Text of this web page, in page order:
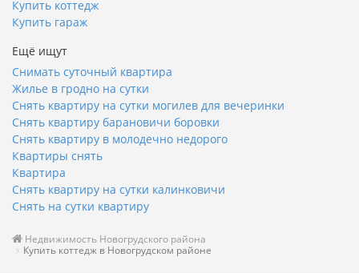
Купить коттедж
Купить гараж
Ещё ищут
Снимать суточный квартира
Жилье в гродно на сутки
Снять квартиру на сутки могилев для вечеринки
Снять квартиру барановичи боровки
Снять квартиру в молодечно недорого
Квартиры снять
Квартира
Снять квартиру на сутки калинковичи
Снять на сутки квартиру
Недвижимость Новогрудского района
Купить коттедж в Новогрудском районе